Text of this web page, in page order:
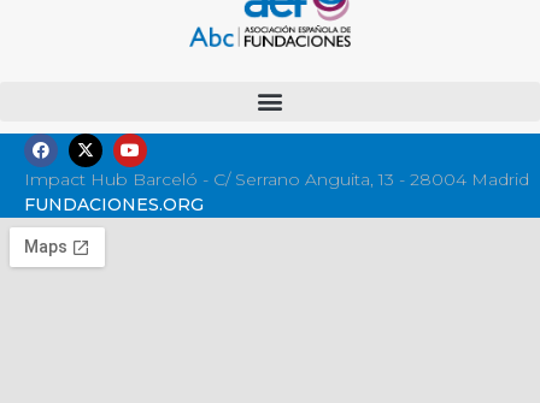
Impact Hub Barceló - C/ Serrano Anguita, 13 - 28004 Madrid
FUNDACIONES.ORG